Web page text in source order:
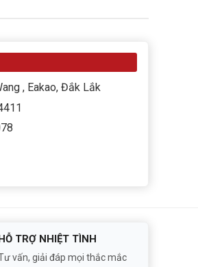
, Eakao, Đắk Lắk
TRỢ NHIỆT TÌNH
vấn, giải đáp mọi thắc mắc